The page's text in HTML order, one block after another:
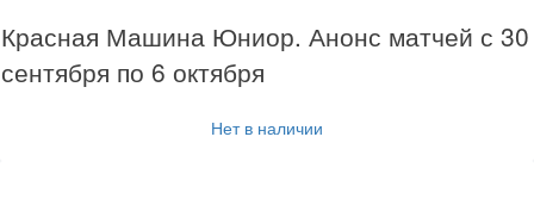
Красная Машина Юниор. Анонс матчей с 30
сентября по 6 октября
Нет в наличии